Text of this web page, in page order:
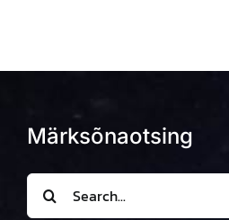
Märksõnaotsing
Search
for: